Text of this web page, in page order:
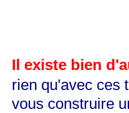
Il existe bien
rien qu'avec ces
vous construire